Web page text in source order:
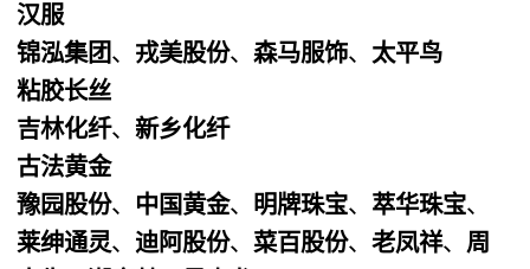
汉服
锦泓集团、 戎美股份、森马服饰、 太平鸟
粘胶长丝
吉林化纤、新乡化纤
古法黄金
豫园股份、 中国黄金、 明牌珠宝、 萃华珠宝、
莱绅通灵、 迪阿股份、 菜百股份、老凤祥、 周